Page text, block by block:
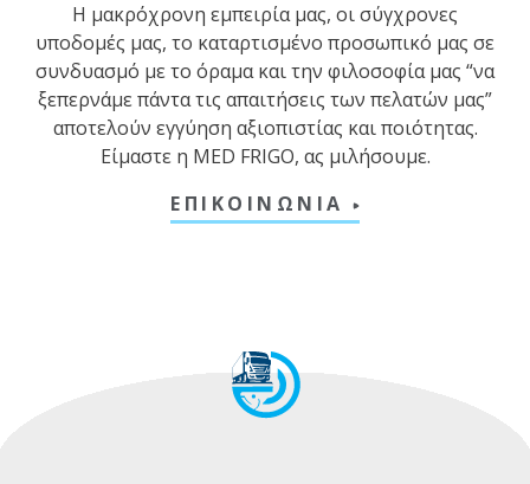
Η μακρόχρονη εμπειρία μας, οι σύγχρονες
υποδομές μας, το καταρτισμένο προσωπικό μας σε
συνδυασμό με το όραμα και την φιλοσοφία μας “να
ξεπερνάμε πάντα τις απαιτήσεις των πελατών μας”
αποτελούν εγγύηση αξιοπιστίας και ποιότητας.
Είμαστε η MED FRIGO, ας μιλήσουμε.
ΕΠΙΚΟΙΝΩΝΙΑ